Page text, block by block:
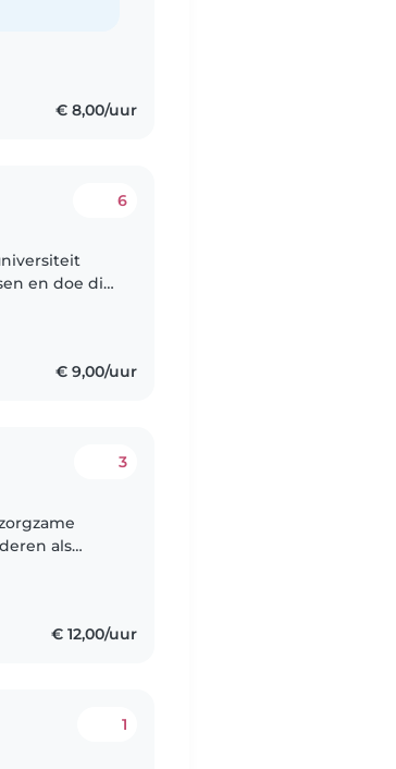
€ 8,00/uur
6
en doe dit
€ 9,00/uur
3
als
€ 12,00/uur
1